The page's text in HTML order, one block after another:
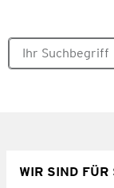
WIR SIND FÜR